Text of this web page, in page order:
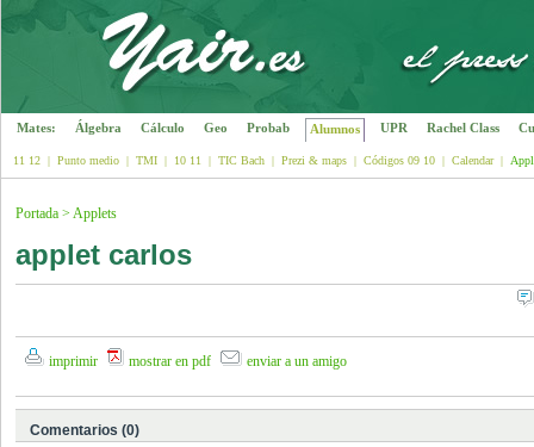
Mates: Álgebra Cálculo Geo Probab Alumnos UPR Rachel Class
11 12 | Punto medio | TMI | 10 11 | TIC Bach | Prezi & maps | Códigos 09 10 | Calendar|
Portada > Applets
applet carlos
imprimir mostrar en pdf enviar a un amigo
Comentarios (0)